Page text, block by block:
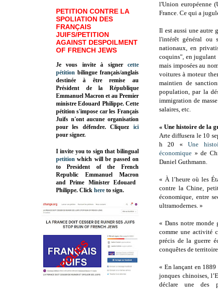
l'Union européenne
France. Ce qui a
Il est aussi une autre
l'intérêt général ou
nationaux, en
coquins", en jugulant
mais imposées au
voitures à moteur
maintien de
population, par la
immigration de
salaires, etc.
« Une histoire de la
Arte diffusera le 10
h 20 «Une
économique » de
Daniel Guthmann.
« À l’heure où les
contre la Chine,
économique, entre
ultramodernes. »
« Dans notre monde
comme une activité
précis de la guerre
conquêtes de
« En lançant en
jonques chinoises,
déclare une des
PETITION CONTRE LA
SPOLIATION DES
FRANÇAIS
JUIFS/PETITION
AGAINST DESPOILMENT
OF FRENCH JEWS
Je vous invite à signer cette
pétition bilingue français/anglais
destinée à être remise au
Président de la République
Emmanuel Macron et au Premier
ministre Edouard Philippe. Cette
pétition s'impose car les Français
Juifs n'ont aucune organisation
pour les défendre. Cliquez
ici
pour signer.
I invite you to sign that bilingual
petition which will be passed on
to President of the French
Republic Emmanuel Macron
and Prime MinisterEdouard
Philippe. Click here to sign.